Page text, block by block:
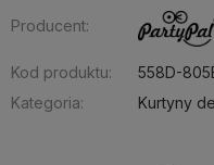
Producent:
Kod produktu:
558D-
Kategoria:
Kurtyny